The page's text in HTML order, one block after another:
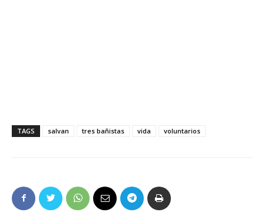
TAGS salvan tres bañistas vida voluntarios